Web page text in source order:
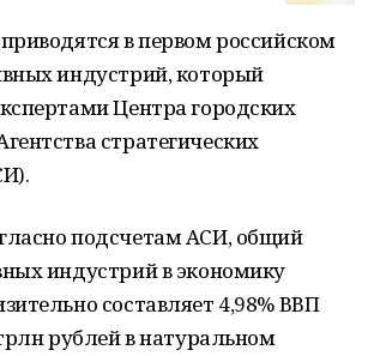
в первом российском
индустрий, который
Центра городских
стратегических
подсчетам АСИ, общий
индустрий в экономику
составляет 4,98% ВВП
рублей в натуральном